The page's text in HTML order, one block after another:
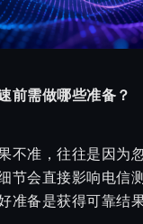
前需做哪些准备？
不准，往往是因为
节会直接影响电信
准备是获得可靠结